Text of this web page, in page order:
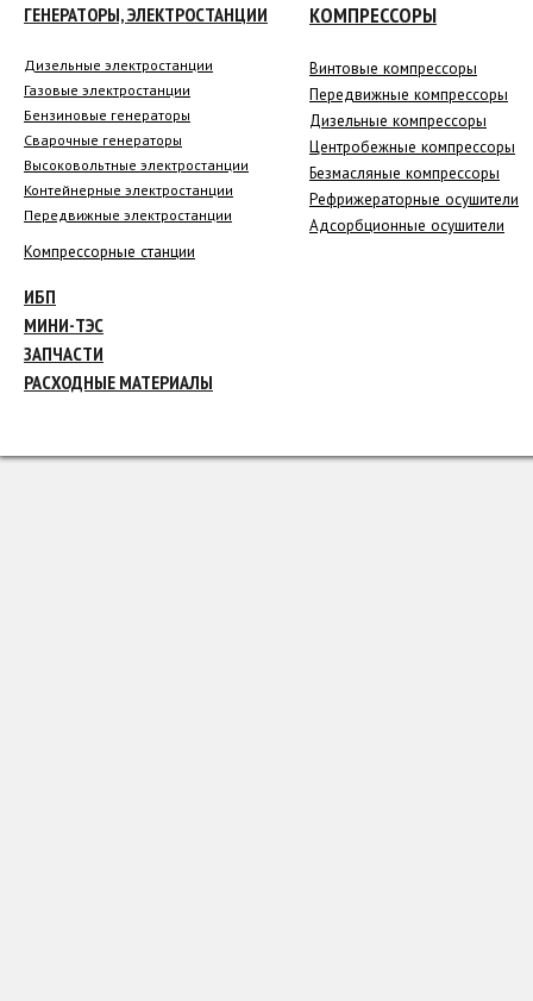
ГЕНЕРАТОРЫ, ЭЛЕКТРОСТАНЦИИ
Дизельные электростанции
Газовые электростанции
Бензиновые генераторы
Сварочные генераторы
Высоковольтные электростанции
Контейнерные электростанции
Передвижные электростанции
КОМПРЕССОРЫ
Винтовые компрессоры
Передвижные компрессоры
Дизельные компрессоры
Центробежные компрессоры
Безмасляные компрессоры
Рефрижераторные осушители
Адсорбционные осушители
Компрессорные станции
ИБП
МИНИ-ТЭС
ЗАПЧАСТИ
РАСХОДНЫЕ МАТЕРИАЛЫ